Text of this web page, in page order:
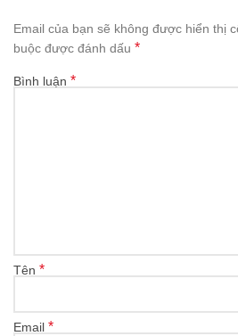
Email của bạn sẽ không được hiển thị
buộc được đánh dấu *
Bình luận *
Tên *
Email *